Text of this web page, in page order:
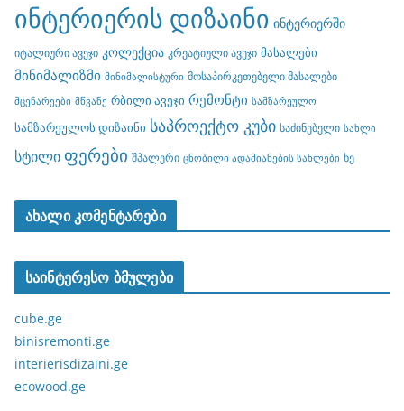
ინტერიერის დიზაინი ინტერიერში
იტალიური ავეჯი კოლექცია კრეატიული ავეჯი მასალები
მინიმალიზმი მინიმალისტური მოსაპირკეთებელი მასალები
მცენარეები მწვანე რბილი ავეჯი რემონტი სამზარეულო
სამზარეულოს დიზაინი საპროექტო კუბი საძინებელი სახლი
სტილი ფერები შპალერი ცნობილი ადამიანების სახლები ხე
ახალი კომენტარები
საინტერესო ბმულები
cube.ge
binisremonti.ge
interierisdizaini.ge
ecowood.ge